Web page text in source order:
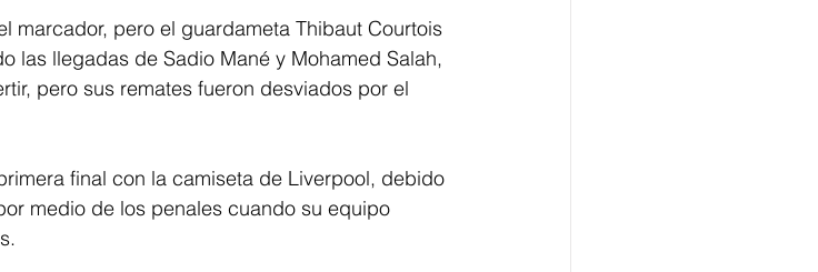
marcador, pero el guardameta Thibaut Courtois
las llegadas de Sadio Mané y Mohamed Salah,
pero sus remates fueron desviados por el
final con la camiseta de Liverpool, debido
medio de los penales cuando su equipo